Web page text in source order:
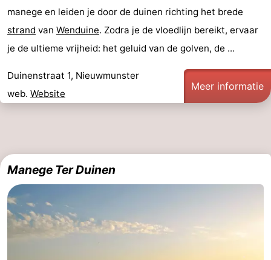
Wandelen
-
Surfen
Eten
Forum
Route
manege en leiden je door de duinen richting het brede
strand van Wenduine. Zodra je de vloedlijn bereikt, ervaar
je de ultieme vrijheid: het geluid van de golven, de ...
Duinenstraat 1, Nieuwmunster
web. Website
Meer informatie
Manege Ter Duinen